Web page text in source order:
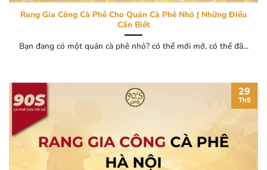
Rang Gia Công Cà Phê Cho Quán Cà Phê Nhỏ | Những Điều
Cần Biết
Bạn đang có một quán cà phê nhỏ? có thể mới mở, có thể đã...
29
Th5